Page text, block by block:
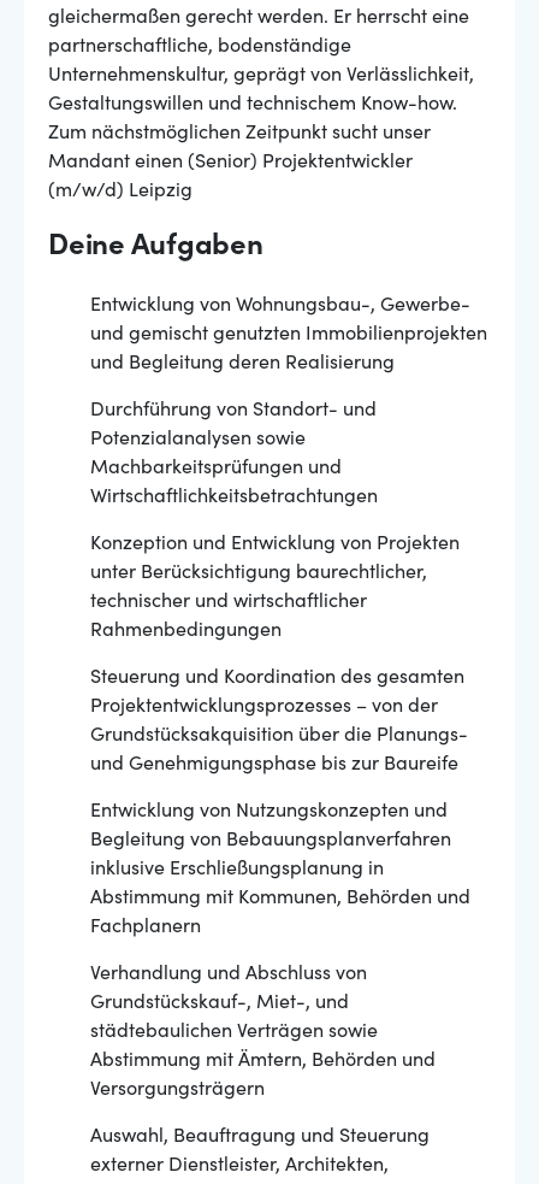
gleichermaßen gerecht werden. Er herrscht eine
partnerschaftliche, bodenständige
Unternehmenskultur, geprägt von Verlässlichkeit,
Gestaltungswillen und technischem Know-how.
Zum nächstmöglichen Zeitpunkt sucht unser
Mandant einen (Senior) Projektentwickler
(m/w/d) Leipzig
Deine Aufgaben
Entwicklung von Wohnungsbau-, Gewerbe-
und gemischt genutzten Immobilienprojekten
und Begleitung deren Realisierung
Durchführung von Standort- und
Potenzialanalysen sowie
Machbarkeitsprüfungen und
Wirtschaftlichkeitsbetrachtungen
Konzeption und Entwicklung von Projekten
unter Berücksichtigung baurechtlicher,
technischer und wirtschaftlicher
Rahmenbedingungen
Steuerung und Koordination des gesamten
Projektentwicklungsprozesses – von der
Grundstücksakquisition über die Planungs-
und Genehmigungsphase bis zur Baureife
Entwicklung von Nutzungskonzepten und
Begleitung von Bebauungsplanverfahren
inklusive Erschließungsplanung in
Abstimmung mit Kommunen, Behörden und
Fachplanern
Verhandlung und Abschluss von
Grundstückskauf-, Miet-, und
städtebaulichen Verträgen sowie
Abstimmung mit Ämtern, Behörden und
Versorgungsträgern
Auswahl, Beauftragung und Steuerung
externer Dienstleister, Architekten,